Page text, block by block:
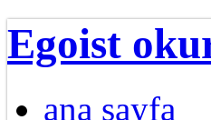
Egoist
ana sayfa